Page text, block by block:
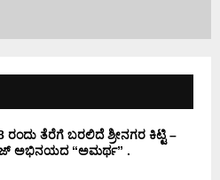
ರಂದು ತೆರೆಗೆ ಬರಲಿದೆ ಶ್ರೀನಗರ ಕಿಟ್ಟಿ –
ಅಭಿನಯದ “ಅಮರ್ಥ” .